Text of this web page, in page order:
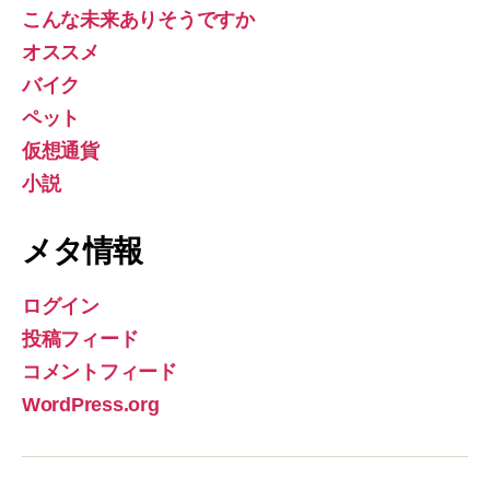
こんな未来ありそうですか
オススメ
バイク
ペット
仮想通貨
小説
メタ情報
ログイン
投稿フィード
コメントフィード
WordPress.org